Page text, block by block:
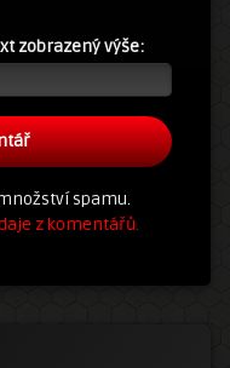
zobrazený výše:
spamu.
z komentářů.